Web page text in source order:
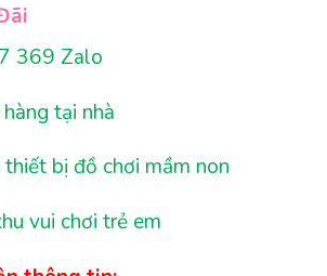
369 Zalo
tại nhà
thiết bị đồ chơi mầm non
vui chơi trẻ em